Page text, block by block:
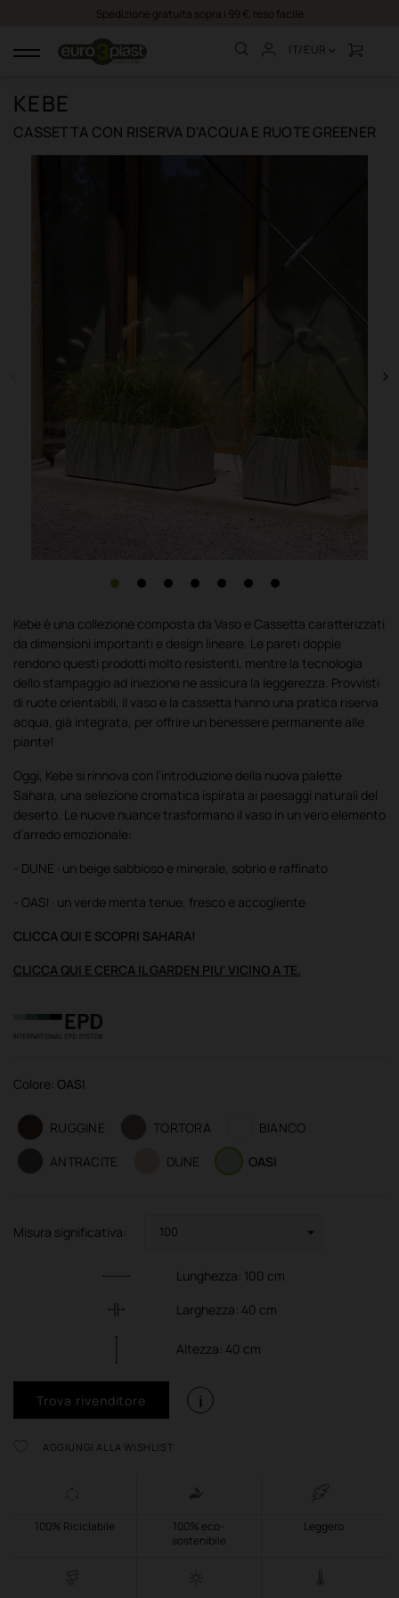
Spedizione gratuita sopra i 99 €, reso facile
navigazione IT/EUR
KEBE
CASSETTA CON RISERVA D'ACQUA E RUOTE GREENER
Kebe è una collezione composta da Vaso e Cassetta caratterizzati
da dimensioni importanti e design lineare. Le pareti doppie
rendono questi prodotti molto resistenti, mentre la tecnologia
dello stampaggio ad iniezione ne assicura la leggerezza. Provvisti
di ruote orientabili, il vaso e la cassetta hanno una pratica riserva
acqua, già integrata, per offrire un benessere permanente alle
piante!
Oggi, Kebe si rinnova con l’introduzione della nuova palette
Sahara, una selezione cromatica ispirata ai paesaggi naturali del
deserto. Le nuove nuance trasformano il vaso in un vero elemento
d’arredo emozionale:
- DUNE · un beige sabbioso e minerale, sobrio e raffinato
- OASI · un verde menta tenue, fresco e accogliente
CLICCA QUI E SCOPRI SAHARA!
CLICCA QUI E CERCA IL GARDEN PIU' VICINO A TE.
Colore: OASI
RUGGINE TORTORA
BIANCO
ANTRACITE
DUNE OASI
Misura significativa:
Lunghezza: 100 cm
Larghezza: 40 cm
Altezza: 40 cm
Trova rivenditore i
AGGIUNGI ALLA WISHLIST
100% Riciclabile
100% eco-
sostenibile
Leggero